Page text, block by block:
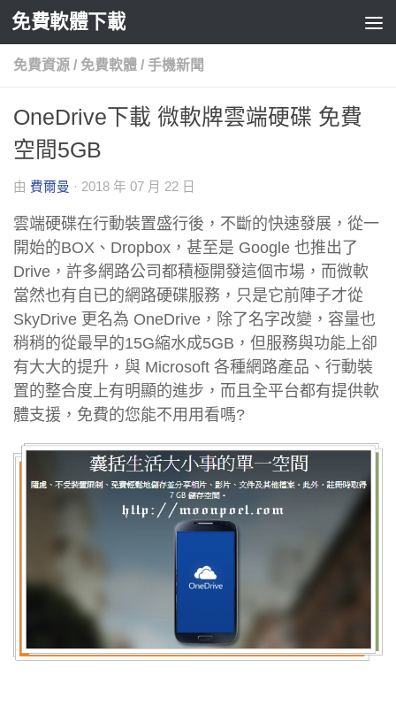
Skip to content
免費軟體下載
免費資源 / 免費軟體 / 手機新聞
OneDrive下載 微軟牌雲端硬碟 免費
空間5GB
由 費爾曼 · 2018 年 07 月 22 日
雲端硬碟在行動裝置盛行後，不斷的快速發展，從一
開始的BOX、Dropbox，甚至是 Google 也推出了
Drive，許多網路公司都積極開發這個市場，而微軟
當然也有自已的網路硬碟服務，只是它前陣子才從
SkyDrive 更名為 OneDrive，除了名字改變，容量也
稍稍的從最早的15G縮水成5GB，但服務與功能上卻
有大大的提升，與 Microsoft 各種網路產品、行動裝
置的整合度上有明顯的進步，而且全平台都有提供軟
體支援，免費的您能不用用看嗎?